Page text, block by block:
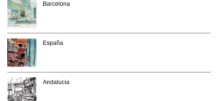
Barcelona
España
Andalucia